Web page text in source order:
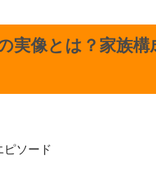
実像とは？家族
ソード